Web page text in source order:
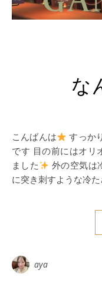
な
こんばんは すっか
です 目の前にはオリ
ました
外の空気は
に突き刺すような冷
aya